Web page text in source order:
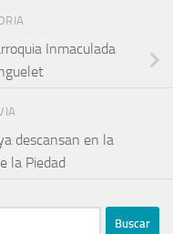
Inmaculada
descansan en la
la Piedad